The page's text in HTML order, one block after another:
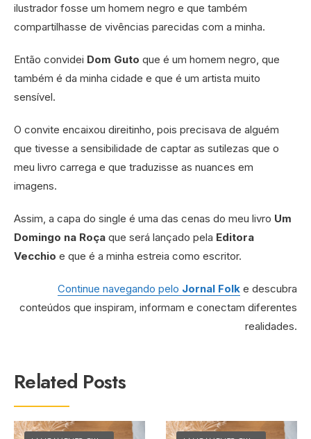
ilustrador fosse um homem negro e que também
compartilhasse de vivências parecidas com a minha.
Então convidei Dom Guto que é um homem negro, que
também é da minha cidade e que é um artista muito
sensível.
O convite encaixou direitinho, pois precisava de alguém
que tivesse a sensibilidade de captar as sutilezas que o
meu livro carrega e que traduzisse as nuances em
imagens.
Assim, a capa do single é uma das cenas do meu livro Um
Domingo na Roça que será lançado pela Editora
Vecchio e que é a minha estreia como escritor.
Continue navegando pelo Jornal Folk e descubra
conteúdos que inspiram, informam e conectam diferentes
realidades.
Related Posts